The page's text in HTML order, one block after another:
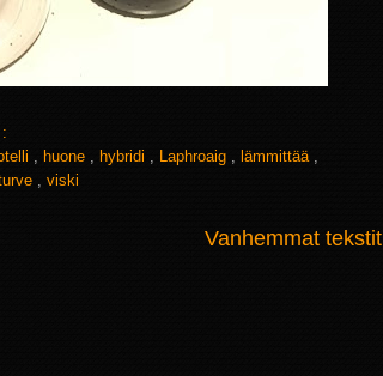
, huone , hybridi , Laphroaig , lämmittää ,
, viski
Vanhemmat tekstit